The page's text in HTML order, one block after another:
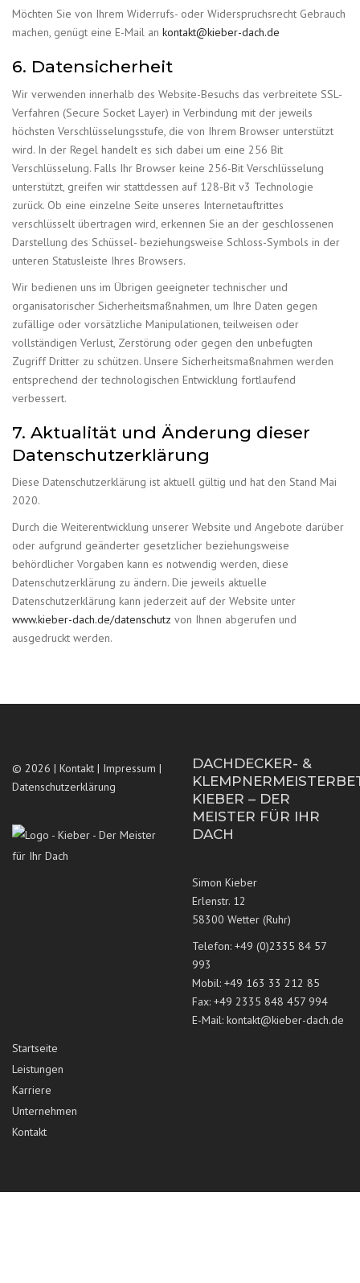
Möchten Sie von Ihrem Widerrufs- oder Widerspruchsrecht Gebrauch
machen, genügt eine E-Mail an kontakt@kieber-dach.de
6. Datensicherheit
Wir verwenden innerhalb des Website-Besuchs das verbreitete SSL-
Verfahren (Secure Socket Layer) in Verbindung mit der jeweils
höchsten Verschlüsselungsstufe, die von Ihrem Browser unterstützt
wird. In der Regel handelt es sich dabei um eine 256 Bit
Verschlüsselung. Falls Ihr Browser keine 256-Bit Verschlüsselung
unterstützt, greifen wir stattdessen auf 128-Bit v3 Technologie
zurück. Ob eine einzelne Seite unseres Internetauftrittes
verschlüsselt übertragen wird, erkennen Sie an der geschlossenen
Darstellung des Schüssel- beziehungsweise Schloss-Symbols in der
unteren Statusleiste Ihres Browsers.
Wir bedienen uns im Übrigen geeigneter technischer und
organisatorischer Sicherheitsmaßnahmen, um Ihre Daten gegen
zufällige oder vorsätzliche Manipulationen, teilweisen oder
vollständigen Verlust, Zerstörung oder gegen den unbefugten
Zugriff Dritter zu schützen. Unsere Sicherheitsmaßnahmen werden
entsprechend der technologischen Entwicklung fortlaufend
verbessert.
7. Aktualität und Änderung dieser
Datenschutzerklärung
Diese Datenschutzerklärung ist aktuell gültig und hat den Stand Mai
2020.
Durch die Weiterentwicklung unserer Website und Angebote darüber
oder aufgrund geänderter gesetzlicher beziehungsweise
behördlicher Vorgaben kann es notwendig werden, diese
Datenschutzerklärung zu ändern. Die jeweils aktuelle
Datenschutzerklärung kann jederzeit auf der Website unter
www.kieber-dach.de/datenschutz von Ihnen abgerufen und
ausgedruckt werden.
© 2026 | Kontakt | Impressum |
Datenschutzerklärung
DACHDECKER- &
KIEBER – DER
MEISTER FÜR IHR
DACH
Simon Kieber
Erlenstr. 12
58300 Wetter (Ruhr)
Telefon: +49 (0)2335 84 57
993
Mobil: +49 163 33 212 85
Fax: +49 2335 848 457 994
E-Mail: kontakt@kieber-dach.de
Startseite
Leistungen
Karriere
Unternehmen
Kontakt